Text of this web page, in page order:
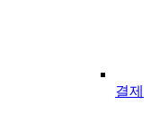
결제